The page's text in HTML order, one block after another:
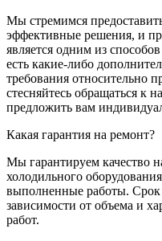
Мы стремимся
эффективные решения, и
является одним из
есть какие-либо
требования относительно
стесняйтесь обращаться к
предложить вам
Какая гарантия на ремонт?
Мы гарантируем качество
холодильного
выполненные работы. Срок
зависимости от объема и
работ.